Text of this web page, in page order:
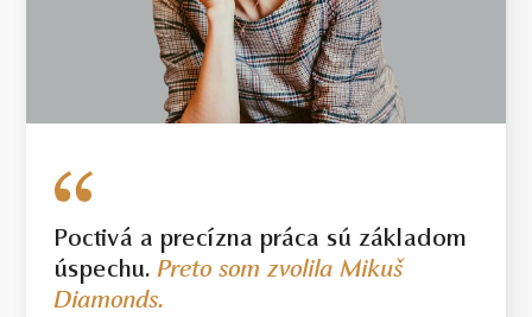
Poctivá a precízna práca sú základom
úspechu.Preto som zvolila Mikuš
Diamonds.